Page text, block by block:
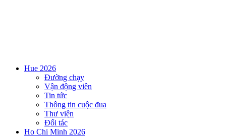
Hue 2026
Đường chạy
Vận động viên
Tin tức
Thông tin cuộc đua
Thư viện
Đối tác
Ho Chi Minh 2026